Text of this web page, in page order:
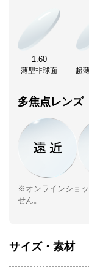
1.60
薄型非球面 超
多焦点レンズ
※オンラインショ
せん。
サイズ・素材